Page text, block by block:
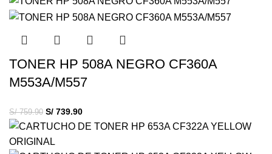
TONER HP 508A NEGRO CF360A
M553A/M557
S/759.90 S/ 739.90